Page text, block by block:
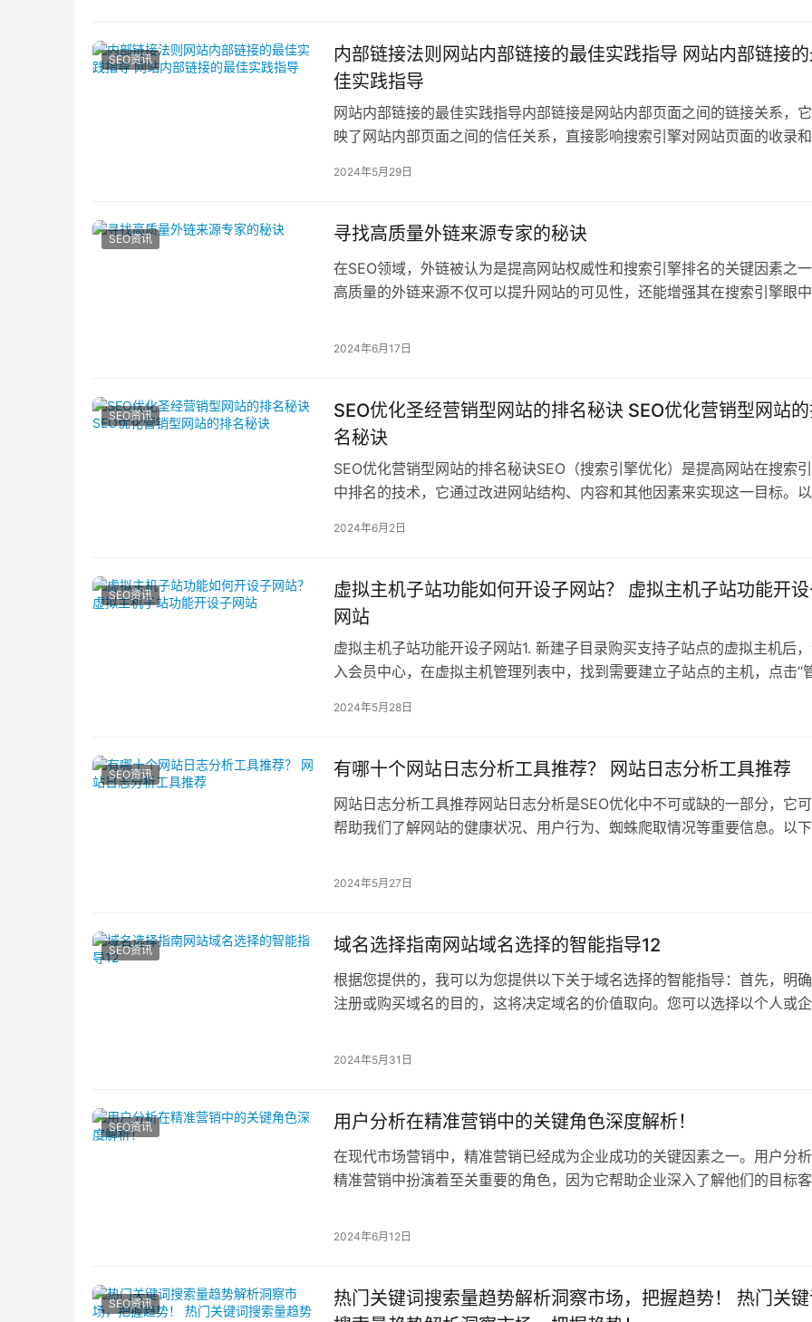
SEO资讯
内部链接法则网站内部链接的最佳实践指导 网站内部链接
佳实践指导
网站内部链接的最佳实践指导内部链接是网站内部页面之间的链接关系，
映了网站内部页面之间的信任关系，直接影响搜索引擎对网站页面的收录
2024年5月29日
SEO资讯 寻找高质量外链来源专家的秘诀
在SEO领域，外链被认为是提高网站权威性和搜索引擎排名的关键因素之
高质量的外链来源不仅可以提升网站的可见性，还能增强其在搜索引擎眼
2024年6月17日
SEO资讯
SEO优化圣经营销型网站的排名秘诀 SEO优化营销型网站
名秘诀
SEO优化营销型网站的排名秘诀SEO（搜索引擎优化）是提高网站在搜索
中排名的技术，它通过改进网站结构、内容和其他因素来实现这一目标。
2024年6月2日
SEO资讯
虚拟主机子站功能如何开设子网站？ 虚拟主机子站功能开
网站
虚拟主机子站功能开设子网站1. 新建子目录购买支持子站点的虚拟主机后
入会员中心，在虚拟主机管理列表中，找到需要建立子站点的主机，点击“
2024年5月28日
SEO资讯 有哪十个网站日志分析工具推荐？ 网站日志分析工具推荐
网站日志分析工具推荐网站日志分析是SEO优化中不可或缺的一部分，它
帮助我们了解网站的健康状况、用户行为、蜘蛛爬取情况等重要信息。以
2024年5月27日
SEO资讯 域名选择指南网站域名选择的智能指导12
根据您提供的，我可以为您提供以下关于域名选择的智能指导：首先，明
注册或购买域名的目的，这将决定域名的价值取向。您可以选择以个人或
2024年5月31日
SEO资讯 用户分析在精准营销中的关键角色深度解析！
在现代市场营销中，精准营销已经成为企业成功的关键因素之一。用户分
精准营销中扮演着至关重要的角色，因为它帮助企业深入了解他们的目标
2024年6月12日
SEO资讯
热门关键词搜索量趋势解析洞察市场，把握趋势！ 热门关